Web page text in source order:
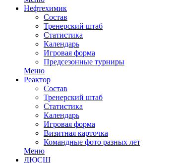
Нефтехимик
Состав
Тренерский штаб
Статистика
Календарь
Игровая форма
Предсезонные турниры
Меню
Реактор
Состав
Тренерский штаб
Статистика
Календарь
Игровая форма
Визитная карточка
Командные фото разных лет
Меню
ДЮСШ